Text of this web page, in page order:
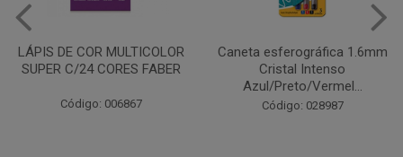
Caneta esferográfica 1.6mm
Cristal Intenso
Código: 028987
COLA EM BASTÃO 40G - LEO
& LEO
Código: 028164